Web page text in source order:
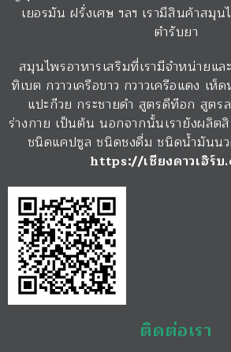
เยอรมัน ฝรั่งเศษ ฯลฯ เรามีสินค้าสมุ
ตำรับยา
สมุนไพรอาหารเสริมที่เรามีจำหน่ายแล
ทิเบต กวาวเครือขาว กวาวเครือแดง เ
แปะก๊วย กระชายดำ สูตรดีท๊อก สูตร
ร่างกาย เป็นต้น นอกจากนั้นเรายังผลิต
ชนิดแคปซูล ชนิดชงดื่ม ชนิดน้ำมันนว
https://เชียงดาวเฮิร์บ
ติดต่อเรา